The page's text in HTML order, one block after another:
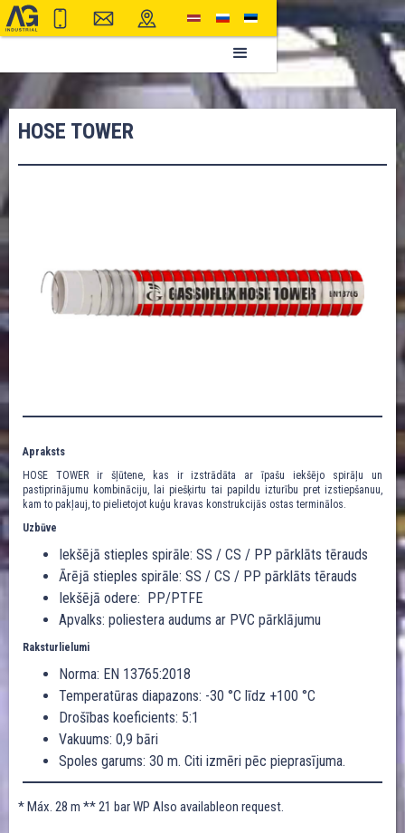
HOSE TOWER
Apraksts
HOSE TOWER ir šļūtene, kas ir izstrādāta ar īpašu iekšējo spirāļu un
pastiprinājumu kombināciju, lai piešķirtu tai papildu izturību pret izstiepšanuu,
kam to pakļauj, to pielietojot kuģu kravas konstrukcijās ostas terminālos.
Uzbūve
Iekšējā stieples spirāle: SS / CS / PP pārklāts tērauds
Ārējā stieples spirāle: SS / CS / PP pārklāts tērauds
Iekšējā odere: PP/PTFE
Apvalks: poliestera audums ar PVC pārklājumu
Raksturlielumi
Norma: EN 13765:2018
Temperatūras diapazons: -30 °C līdz +100 °C
Drošības koeficients: 5:1
Vakuums: 0,9 bāri
Spoles garums: 30 m. Citi izmēri pēc pieprasījuma.
* Máx. 28 m ** 21 bar WP Also availableon request.